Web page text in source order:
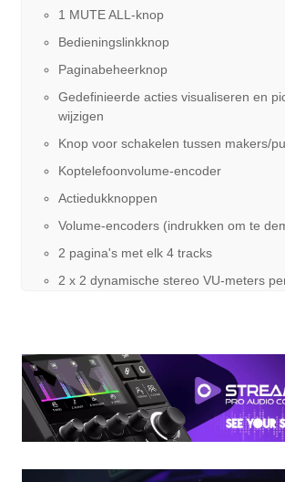
1 MUTE ALL-knop
Bedieningslinkknop
Paginabeheerknop
Gedefinieerde acties visualiseren en
wijzigen
Knop voor schakelen tussen makers/
Koptelefoonvolume-encoder
Actiedukknoppen
Volume-encoders (indrukken om te
2 pagina's met elk 4 tracks
2 x 2 dynamische stereo VU-meters